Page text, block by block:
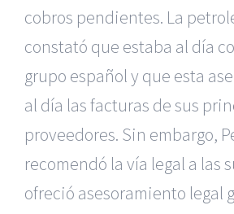
cobros pendientes. La
constató que estaba al día
grupo español y que esta
al día las facturas de sus
proveedores. Sin embargo,
recomendó la vía legal a las
ofreció asesoramiento legal